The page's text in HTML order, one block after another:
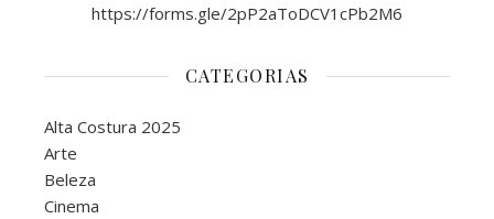
https://forms.gle/2pP2aToDCV1cPb2M6
CATEGORIAS
Alta Costura 2025
Arte
Beleza
Cinema